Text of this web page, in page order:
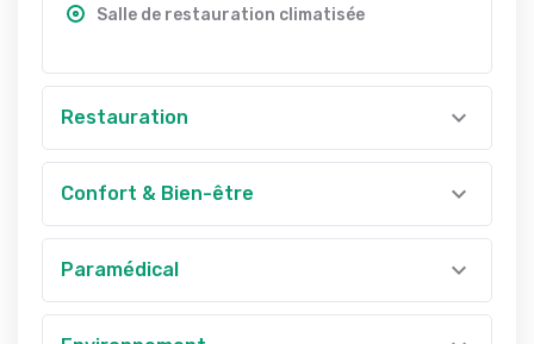
Salle de restauration climatisée
Restauration
Confort & Bien-être
Paramédical